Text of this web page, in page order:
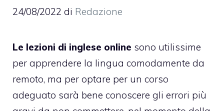
24/08/2022 di Redazione
Le lezioni di inglese online sono utilissime
per apprendere la lingua comodamente da
remoto, ma per optare per un corso
adeguato sarà bene conoscere gli errori più